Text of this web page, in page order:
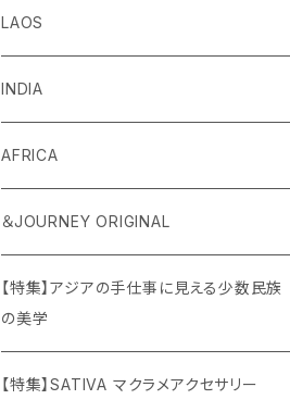
LAOS
INDIA
AFRICA
＆JOURNEY ORIGINAL
【特集】アジアの手仕事に見える少数民族
の美学
【特集】SATIVA マクラメアクセサリー